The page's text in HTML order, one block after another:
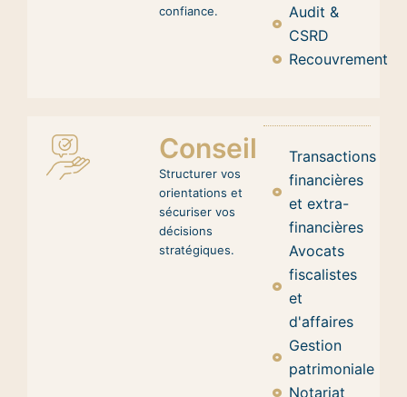
confiance.
Audit &
CSRD
Recouvrement
Conseil
Structurer vos
orientations et
sécuriser vos
décisions
stratégiques.
Transactions
financières
et extra-
financières
Avocats
fiscalistes
et
d'affaires
Gestion
patrimoniale
Notariat